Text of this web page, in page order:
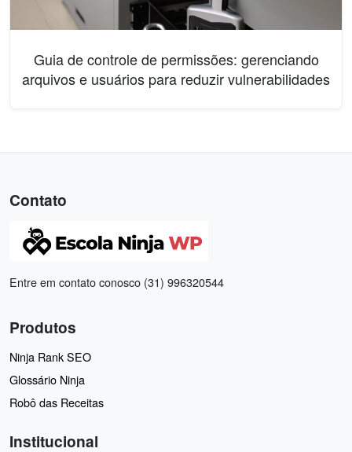
Guia de controle de permissões: gerenciando
arquivos e usuários para reduzir vulnerabilidades
Contato
Entre em contato conosco (31) 996320544
Produtos
Ninja Rank SEO
Glossário Ninja
Robô das Receitas
Institucional